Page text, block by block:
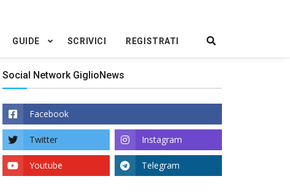
GUIDE SCRIVICI REGISTRATI
Social Network GiglioNews
Facebook
Twitter Instagram
Youtube Telegram